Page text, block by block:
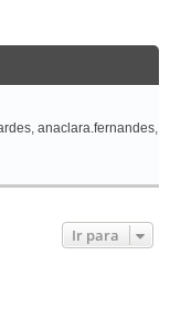
, anaclara.fernandes,
Ir para